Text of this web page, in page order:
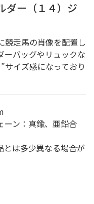
ー（１４）ジ
競走馬の肖像を配置し
ーバッグやリュックな
サイズ感になっており
ン：真鍮、亜鉛合
は多少異なる場合が